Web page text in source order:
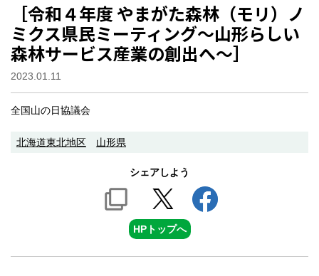
［令和４年度 やまがた森林（モリ）ノ
ミクス県民ミーティング～山形らしい
森林サービス産業の創出へ～］
2023.01.11
全国山の日協議会
北海道東北地区 山形県
シェアしよう
HPトップへ